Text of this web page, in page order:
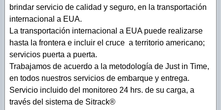
brindar servicio de calidad y seguro, en la transportación
internacional a EUA.
La transportación internacional a EUA puede realizarse
hasta la frontera e incluir el cruce a territorio americano;
servicios puerta a puerta.
Trabajamos de acuerdo a la metodología de Just in Time,
en todos nuestros servicios de embarque y entrega.
Servicio incluido del monitoreo 24 hrs. de su carga, a
través del sistema de Sitrack®